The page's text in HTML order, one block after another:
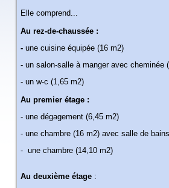
Elle comprend...
Au rez-de-chaussée :
- une cuisine équipée (16 m2)
- un salon-salle à manger avec cheminée
- un w-c (1,65 m2)
Au premier étage :
- une dégagement (6,45 m2)
- une chambre (16 m2) avec salle de
- une chambre (14,10 m2)
Au deuxième étage :